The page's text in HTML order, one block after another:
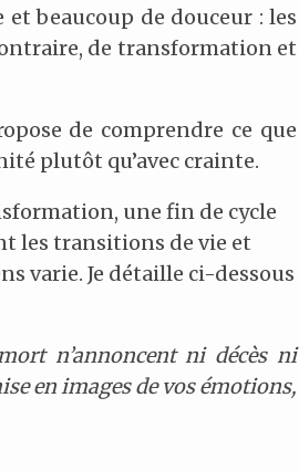
beaucoup de douceur : les
de transformation et
de comprendre ce que
plutôt qu’avec crainte.
une fin de cycle
les transitions de vie et
varie. Je détaille ci-dessous
n’annoncent ni décès ni
en images de vos émotions,